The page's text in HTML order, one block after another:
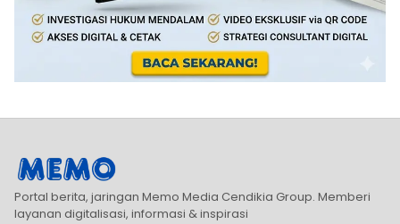
Portal berita, jaringan Memo Media Cendikia Group. Memberi
layanan digitalisasi, informasi & inspirasi